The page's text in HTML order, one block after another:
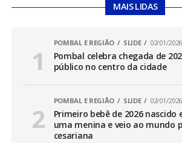
MAIS LIDAS
POMBAL E REGIÃO SLIDE 02/01/2026
Pombal celebra chegada de
público no centro da cidade
POMBAL E REGIÃO SLIDE 02/01/2026
Primeiro bebê de 2026 nascido
uma menina e veio ao mundo
cesariana